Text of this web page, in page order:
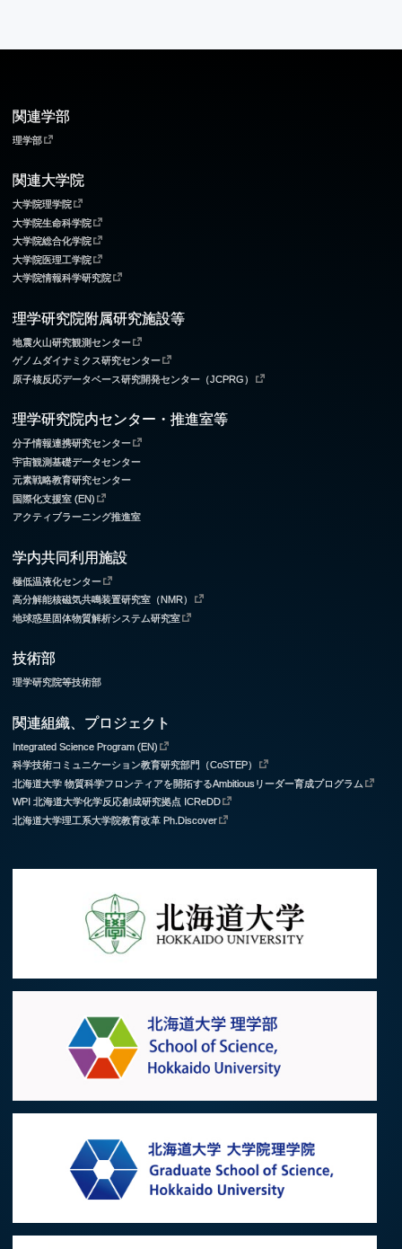
関連学部
理学部
関連大学院
大学院理学院
大学院生命科学院
大学院総合化学院
大学院医理工学院
大学院情報科学研究院
理学研究院附属研究施設等
地震火山研究観測センター
ゲノムダイナミクス研究センター
原子核反応データベース研究開発センター（JCPRG）
理学研究院内センター・推進室等
分子情報連携研究センター
宇宙観測基礎データセンター
元素戦略教育研究センター
国際化支援室 (EN)
アクティブラーニング推進室
学内共同利用施設
極低温液化センター
高分解能核磁気共鳴装置研究室（NMR）
地球惑星固体物質解析システム研究室
技術部
理学研究院等技術部
関連組織、プロジェクト
Integrated Science Program (EN)
科学技術コミュニケーション教育研究部門（CoSTEP）
北海道大学 物質科学フロンティアを開拓するAmbitiousリーダー育成プログラム
WPI 北海道大学化学反応創成研究拠点 ICReDD
北海道大学理工系大学院教育改革 Ph.Discover